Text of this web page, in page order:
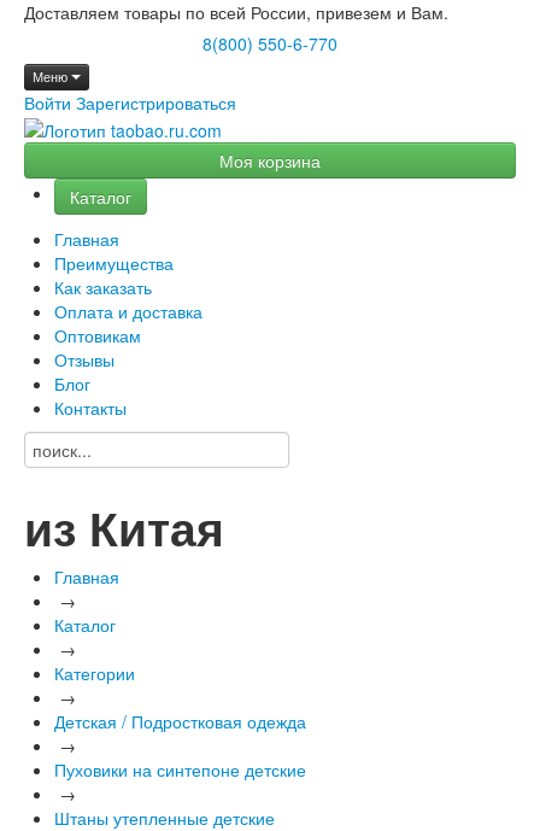
Доставляем товары по всей России, привезем и Вам.
8(800) 550-6-770
Меню
Войти Зарегистрироваться
Моя корзина
Каталог
Главная
Преимущества
Как заказать
Оплата и доставка
Оптовикам
Отзывы
Блог
Контакты
из Китая
Главная
→
Каталог
→
Категории
→
Детская / Подростковая одежда
→
Пуховики на синтепоне детские
→
Штаны утепленные детские